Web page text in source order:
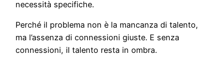
necessità specifiche.
Perché il problema non è la mancanza di talento,
ma l’assenza di connessioni giuste. E senza
connessioni, il talento resta in ombra.